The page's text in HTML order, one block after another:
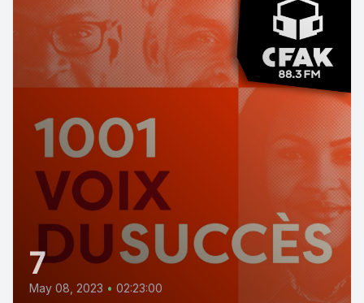
7
May 08, 2023 • 02:23:00